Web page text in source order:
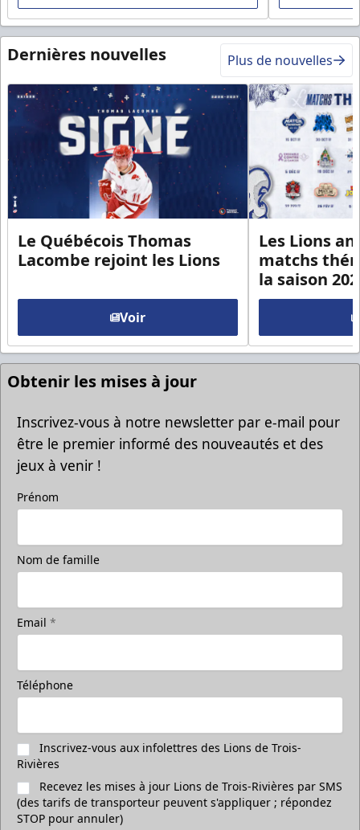
Dernières nouvelles Plus de nouvelles
Le Québécois Thomas
Lacombe rejoint les Lions
Voir
Les Lions
matchs
la saison
Obtenir les mises à jour
Inscrivez-vous à notre newsletter par e-mail pour
être le premier informé des nouveautés et des
jeux à venir !
Prénom
Nom de famille
Email *
Téléphone
Inscrivez-vous aux infolettres des Lions de Trois-
Rivières
Recevez les mises à jour Lions de Trois-Rivières par SMS
(des tarifs de transporteur peuvent s'appliquer ; répondez
STOP pour annuler)